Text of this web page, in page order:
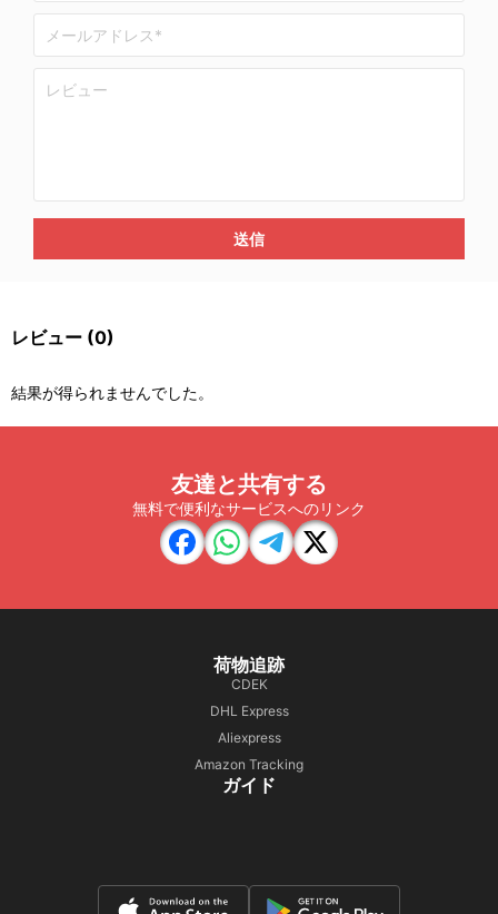
送信
レビュー (0)
結果が得られませんでした。
友達と共有する
無料で便利なサービスへのリンク
荷物追跡
CDEK
DHL Express
Aliexpress
Amazon Tracking
ガイド